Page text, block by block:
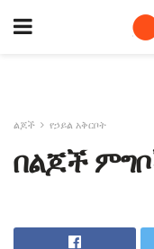
ልጆች የኃይል አቅርቦት
በልጆች